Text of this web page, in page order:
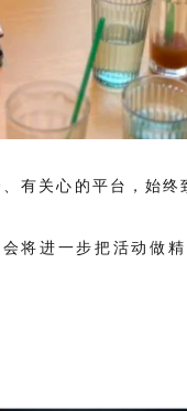
有关心的平台，始
将进一步把活动做